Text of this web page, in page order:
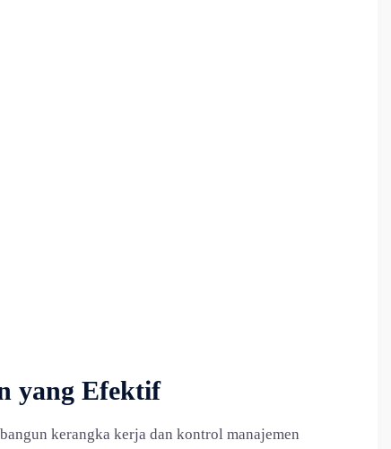
yang Efektif
kerangka kerja dan kontrol manajemen